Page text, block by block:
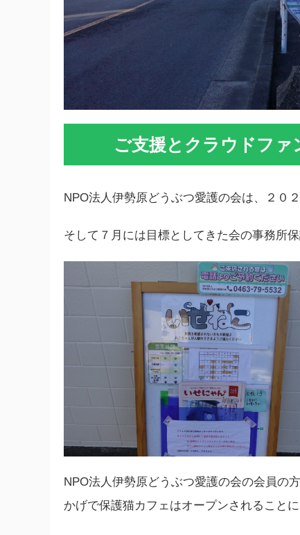
ご支援とクラウドフ
NPO法人伊勢原どうぶつ愛護の会は、２０
そして７月には目標としてきた会の事務所
NPO法人伊勢原どうぶつ愛護の会の会員の
かげで保護猫カフェはオープンされること